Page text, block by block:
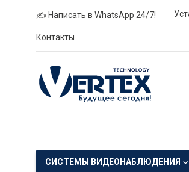
✍ Написать в WhatsApp 24/7!
Контакты
СИСТЕМЫ ВИДЕОНАБЛЮДЕНИЯ